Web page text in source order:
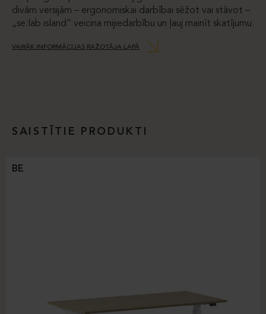
divām versijām – ergonomiskai darbībai sēžot vai stāvot –
„se:lab island“ veicina mijiedarbību un ļauj mainīt skatījumu.
VAIRĀK INFORMĀCIJAS RAŽOTĀJA LAPĀ
SAISTĪTIE PRODUKTI
BE